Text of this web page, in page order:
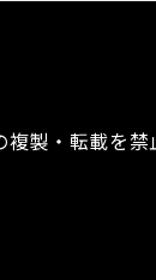
製・転載を禁